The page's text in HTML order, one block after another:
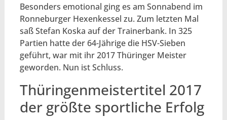
Besonders emotional ging es am Sonnabend im
Ronneburger Hexenkessel zu. Zum letzten Mal
saß Stefan Koska auf der Trainerbank. In 325
Partien hatte der 64-Jährige die HSV-Sieben
geführt, war mit ihr 2017 Thüringer Meister
geworden. Nun ist Schluss.
Thüringenmeistertitel 2017
der größte sportliche Erfolg